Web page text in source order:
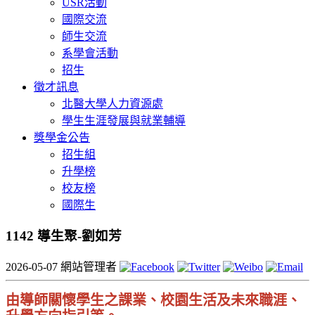
國際交流
師生交流
系學會活動
招生
徵才訊息
北醫大學人力資源處
學生生涯發展與就業輔導
獎學金公告
招生組
升學榜
校友榜
國際生
1142 導生聚-劉如芳
2026-05-07 網站管理者
由導師關懷學生之課業、校園生活及未來職涯、